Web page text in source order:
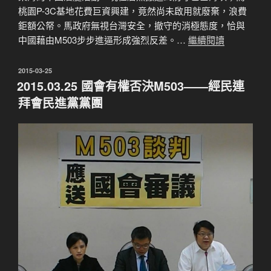
桃園P-3C基地花費巨資興建，竟然尚未啟用就廢棄，浪費
鉅額公帑。馬政府無視台灣安全，撤守的消極態度，恰與
中國藉由M503步步進逼形成強烈反差。… 繼續閱讀
發
佈
於
2015-03-25
2015.03.25 國會有權否決M503——經民連
拜會民進黨黨團